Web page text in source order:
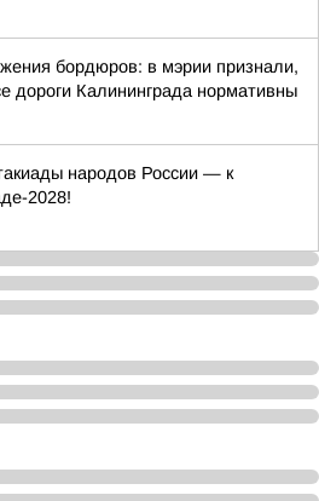
бордюров: в мэрии признали,
дороги Калининграда нормативны
народов России — к
2028!